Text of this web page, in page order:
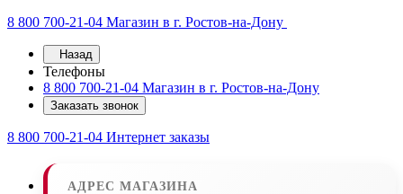
8 800 700-21-04 Магазин в г. Ростов-на-Дону
Назад
Телефоны
8 800 700-21-04 Магазин в г. Ростов-на-Дону
Заказать звонок
8 800 700-21-04 Интернет заказы
АДРЕС МАГАЗИНА